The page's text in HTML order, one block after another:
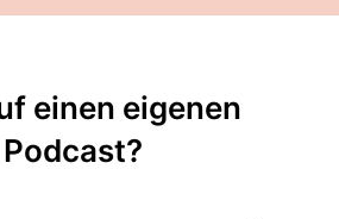
einen eigenen
Podcast?